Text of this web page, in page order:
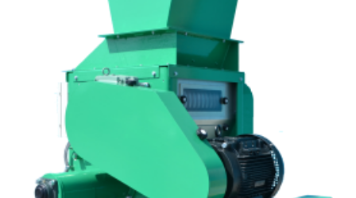
炭化・廃熱利用プラント
炭化プラント
炭素固定
籾殻燃料化システム